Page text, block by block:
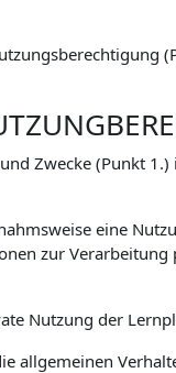
Zwecke (Punkt
eine
zur Verarbeitung
Nutzung der
allgemeinen